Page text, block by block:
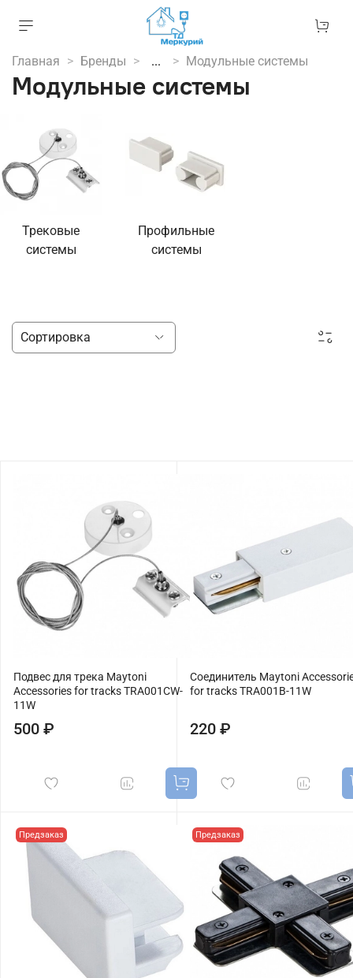
Главная Бренды ... Модульные системы
Модульные системы
Трековые
системы
Профильные
системы
Подвес для трека Maytoni
Accessories for tracks TRA001CW-
11W
500 ₽
Соединитель Maytoni
for tracks TRA001B-11W
220 ₽
Предзаказ Предзаказ